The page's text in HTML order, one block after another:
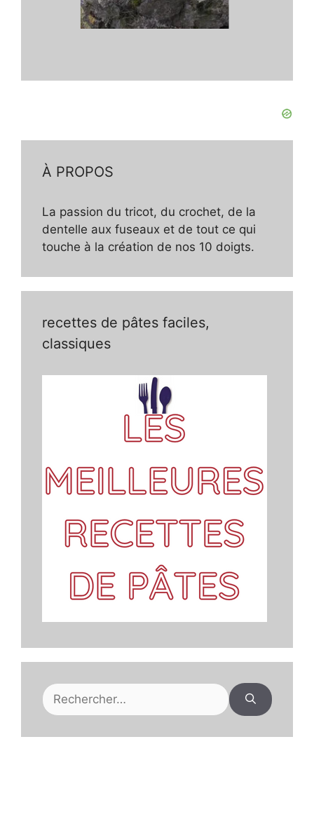
À PROPOS
La passion du tricot, du crochet, de la
dentelle aux fuseaux et de tout ce qui
touche à la création de nos 10 doigts.
recettes de pâtes faciles,
classiques
Rechercher :